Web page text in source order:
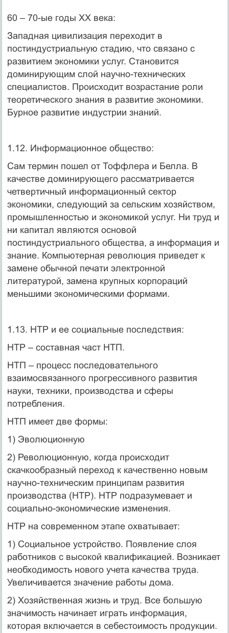
60 – 70-ые годы XX века:
Западная цивилизация переходит в
постиндустриальную стадию, что связано с
развитием экономики услуг. Становится
доминирующим слой научно-технических
специалистов. Происходит возрастание роли
теоретического знания в развитие экономики.
Бурное развитие индустрии знаний.
1.12. Информационное общество:
Сам термин пошел от Тоффлера и Белла. В
качестве доминирующего рассматривается
четвертичный информационный сектор
экономики, следующий за сельским хозяйством,
промышленностью и экономикой услуг. Ни труд и
ни капитал являются основой
постиндустриального общества, а информация и
знание. Компьютерная революция приведет к
замене обычной печати электронной
литературой, замена крупных корпораций
меньшими экономическими формами.
1.13. НТР и ее социальные последствия:
НТР – составная част НТП.
НТП – процесс последовательного
взаимосвязанного прогрессивного развития
науки, техники, производства и сферы
потребления.
НТП имеет две формы:
1) Эволюционную
2) Революционную, когда происходит
скачкообразный переход к качественно новым
научно-техническим принципам развития
производства (НТР). НТР подразумевает и
социально-экономические изменения.
НТР на современном этапе охватывает:
1) Социальное устройство. Появление слоя
работников с высокой квалификацией. Возникает
необходимость нового учета качества труда.
Увеличивается значение работы дома.
2) Хозяйственная жизнь и труд. Все большую
значимость начинает играть информация,
которая включается в себестоимость продукции.